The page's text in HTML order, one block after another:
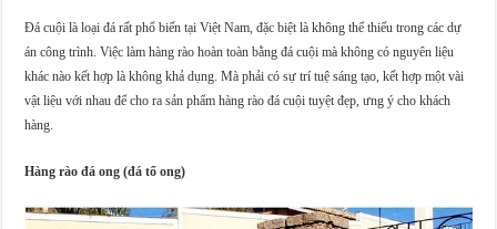
Đá cuội là loại đá rất phổ biến tại Việt Nam, đặc biệt là không thể thiếu trong các dự
án công trình. Việc làm hàng rào hoàn toàn bằng đá cuội mà không có nguyên liệu
khác nào kết hợp là không khả dụng. Mà phải có sự trí tuệ sáng tạo, kết hợp một vài
vật liệu với nhau để cho ra sản phẩm hàng rào đá cuội tuyệt đẹp, ưng ý cho khách
hàng.
Hàng rào đá ong (đá tổ ong)